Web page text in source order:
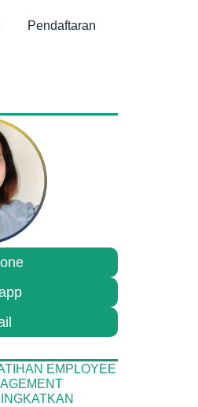
Pendaftaran
EMPLOYEE